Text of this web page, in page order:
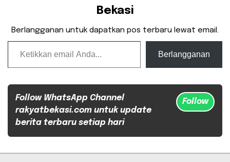
Bekasi
Berlangganan untuk dapatkan pos terbaru lewat email.
Ketikkan email Anda...
Berlangganan
Follow WhatsApp Channel
rakyatbekasi.com untuk update
berita terbaru setiap hari
Follow